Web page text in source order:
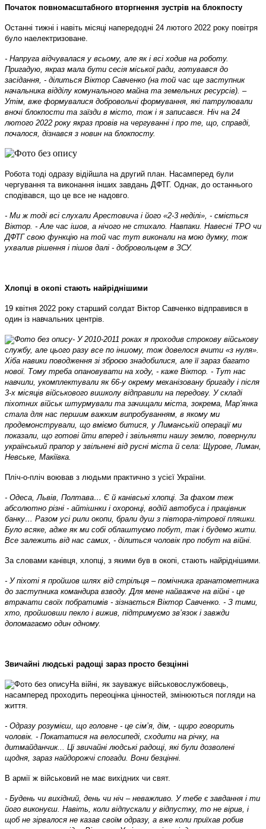
Початок повномасштабного вторгнення зустрів на блокпосту
Останні тижні і навіть місяці напередодні 24 лютого 2022 року повітря
було наелектризоване.
- Напруга відчувалася у всьому, але як і всі ходив на роботу.
Пригадую, якраз мала бути сесія міської ради, готувався до
засідання, - ділиться Віктор Савченко (на той час ще заступник
начальника відділу комунального майна та земельних ресурсів). –
Утім, вже формувалися добровольчі формування, які патрулювали
вночі блокпости та заїзди в місто, тож і я записався. Ніч на 24
лютого 2022 року якраз провів на чергуванні і про те, що, справді,
почалося, дізнався з новин на блокпосту.
Робота тоді одразу відійшла на другий план. Насамперед були
чергування та виконання інших завдань ДФТГ. Однак, до останнього
сподівався, що це все не надовго.
- Ми ж тоді всі слухали Арестовича і його «2-3 неділі», - сміється
Віктор. - Але час ішов, а нічого не стихало. Навпаки. Навесні ТРО чи
ДФТГ свою функцію на той час тут виконали на мою думку, тож
ухвалив рішення і пішов далі - добровольцем в ЗСУ.
Хлопці в окопі стають найріднішими
19 квітня 2022 року старший солдат Віктор Савченко відправився в
один із навчальних центрів.
- У 2010-2011 роках я проходив строкову військову
службу, але цього разу все по іншому, тож довелося вчити «з нуля».
Хіба навики поводження зі зброєю знадобилися, але її зараз багато
нової. Тому треба опановувати на ходу, - каже Віктор. - Тут нас
навчили, укомплектували як 66-у окрему механізовану бригаду і після
3-х місяців військового вишколу відправили на передову. У складі
піхотних військ штурмували та зачищали міста, зокрема, Мар’янка
стала для нас першим важким випробуванням, в якому ми
продемонстрували, що вміємо битися, у Лиманській операції ми
показали, що готові йти вперед і звільняти нашу землю, повернули
український прапор у звільнені від русні міста й села: Щурове, Лиман,
Невське, Макіївка.
Пліч-о-пліч воював з людьми практично з усієї України.
- Одеса, Львів, Полтава… Є й канівські хлопці. За фахом теж
абсолютно різні - айтішнки і охоронці, водій автобуса і працівник
банку… Разом усі рили окопи, брали душ з півтора-літрової пляшки.
Було всяке, адже як ми собі облаштуємо побут, так і будемо жити.
Все залежить від нас самих, - ділиться чоловік про побут на війні.
За словами канівця, хлопці, з якими був в окопі, стають найріднішими.
- У піхоті я пройшов шлях від стрільця – помічника гранатометника
до заступника командира взводу. Для мене найважче на війні - це
втрачати своїх побратимів - зізнається Віктор Савченко. - З тими,
хто, пройшовши пекло і вижив, підтримуємо зв’язок і завжди
допомагаємо один одному.
Звичайні людські радощі зараз просто безцінні
На війні, як зауважує військовослужбовець,
насамперед проходить переоцінка цінностей, змінюються погляди на
життя.
- Одразу розумієш, що головне - це сім’я, дім, - щиро говорить
чоловік. - Покататися на велосипеді, сходити на річку, на
дитмайданчик... Ці звичайні людські радощі, які були дозволені
щодня, зараз найдорожчі спогади. Вони безцінні.
В армії ж військовий не має вихідних чи свят.
- Будень чи вихідний, день чи ніч – неважливо. У тебе є завдання і ти
його виконуєш. Навіть, коли відпускали у відпустку, то не вірив, і
щоб не зірвалося не казав своїм одразу, а вже коли приїхав робив